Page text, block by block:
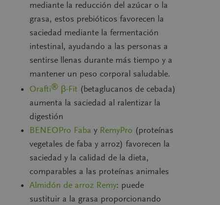
mediante la reducción del azúcar o la
grasa, estos prebióticos favorecen la
saciedad mediante la fermentación
intestinal, ayudando a las personas a
sentirse llenas durante más tiempo y a
mantener un peso corporal saludable.
Orafti® β-Fit (betaglucanos de cebada)
aumenta la saciedad al ralentizar la
digestión
BENEOPro Faba y RemyPro (proteínas
vegetales de faba y arroz) favorecen la
saciedad y la calidad de la dieta,
comparables a las proteínas animales
Almidón de arroz Remy: puede
sustituir a la grasa proporcionando